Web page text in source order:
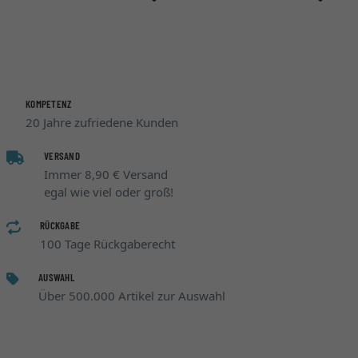
KOMPETENZ
20 Jahre zufriedene Kunden
VERSAND
Immer 8,90 € Versand
egal wie viel oder groß!
RÜCKGABE
100 Tage Rückgaberecht
AUSWAHL
Über 500.000 Artikel zur Auswahl